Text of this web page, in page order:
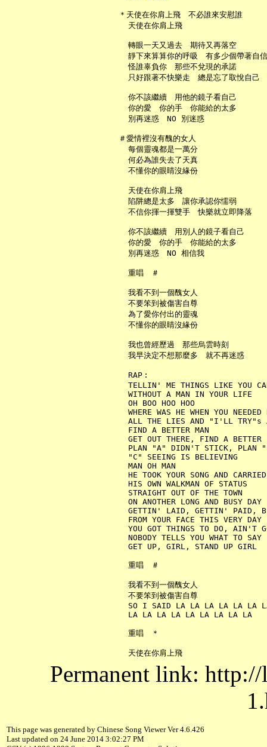
   ＊天使在你肩上飛　不必誰來安慰誰
     天使在你肩上飛
     轉眼一天又過去　期待又再落空
     靜下來算算你的呼吸　有多少個帶著自信
     怪誰辜負你　那些不兌現的承諾
     只好跟著不快樂走　總是忘了取悅自己
     你不該繼續　用他的鏡子看自己
     你的愛　你的手　你能給的太多
     別再迷惑　NO 別迷惑
   ＃愛情裡沒有醜的女人
     每個靈魂都是一萬分
     何必為誰失去了天真
     不懂你的眼睛沒緣份
     天使在你肩上飛
     陷阱總是太多　讓你承認你懦弱
     不信你揮一揮雙手　快樂就立即降落
     你不該繼續　用別人的鏡子看自己
     你的愛　你的手　你能給的太多
     別再迷惑　NO 相信我
     重唱　＃
     我看不到一個醜女人
     不要笨到被傷害自尊
     為了愛你付出的靈魂
     不懂你的眼睛沒緣份
     我也曾經歷過　那些烏雲時刻
     我早決定不想那麼多　就不再迷惑
     RAP︰
TELLIN' ME THINGS LIKE YOU
     WITHOUT A MAN IN YOUR LIFE
     OH BOO HOO HOO
WHERE WAS HE WHEN YOU NEEDED
ALL THE LIES AND "I'LL TRY"s
     FIND A BETTER MAN
GET OUT THERE, FIND A BETTER
PLAN "A" DIDN'T STICK, PLAN
     "C" SEEING IS BELIEVING
     MAN OH MAN
HE TOOK YOUR SONG AND
     HIS OWN WALKMAN OF STATUS
     STRAIGHT OUT OF THE TOWN
     ON ANOTHER LONG AND BUSY DAY
GETTIN' LAID, GETTIN' PAID,
     FROM YOUR FACE THIS VERY DAY
YOU GOT THINGS TO DO, AIN'T
     NOBODY TELLS YOU WHAT TO SAY
     GET UP, GIRL, STAND UP GIRL
     重唱　＃
     我看不到一個醜女人
     不要笨到被傷害自尊
SO I SAID LA LA LA LA LA LA
     LA LA LA LA LA LA LA LA LA
     重唱　＊
Permanent link:
This page was generated by Chinese Song Viewer Ver 4.6.426
Last updated on 24 June 2014 3:02:27 PM